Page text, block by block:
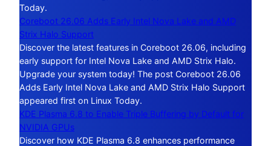
Today.
Coreboot 26.06 Adds Early Intel Nova Lake and AMD
Strix Halo Support
Discover the latest features in Coreboot 26.06, including
early support for Intel Nova Lake and AMD Strix Halo.
Upgrade your system today! The post Coreboot 26.06
Adds Early Intel Nova Lake and AMD Strix Halo Support
appeared first on Linux Today.
KDE Plasma 6.8 to Enable Triple Buffering by Default for
NVIDIA GPUs
Discover how KDE Plasma 6.8 enhances performance